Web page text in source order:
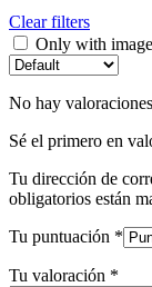
Clear filters
Only with
No hay
Sé el primero en
Tu dirección de
obligatorios están
Tu puntuación *
Tu valoración *